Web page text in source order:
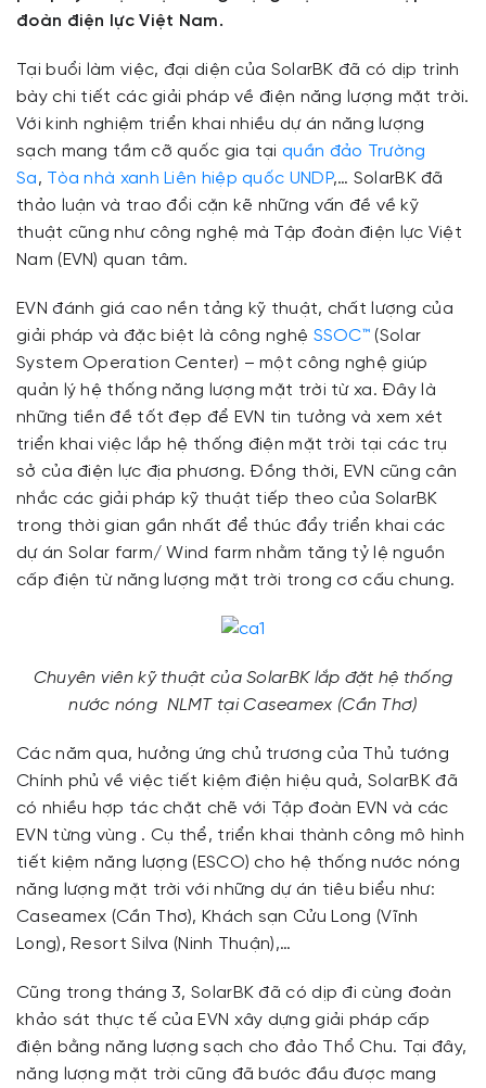
đoàn điện lực Việt Nam.
Tại buổi làm việc, đại diện của SolarBK đã có dịp trình
bày chi tiết các giải pháp về điện năng lượng mặt trời.
Với kinh nghiệm triển khai nhiều dự án năng lượng
sạch mang tầm cỡ quốc gia tại quần đảo Trường
Sa, Tòa nhà xanh Liên hiệp quốc UNDP,… SolarBK đã
thảo luận và trao đổi cặn kẽ những vấn đề về kỹ
thuật cũng như công nghệ mà Tập đoàn điện lực Việt
Nam (EVN) quan tâm.
EVN đánh giá cao nền tảng kỹ thuật, chất lượng của
giải pháp và đặc biệt là công nghệ SSOC™ (Solar
System Operation Center) – một công nghệ giúp
quản lý hệ thống năng lượng mặt trời từ xa. Đây là
những tiền đề tốt đẹp để EVN tin tưởng và xem xét
triển khai việc lắp hệ thống điện mặt trời tại các trụ
sở của điện lực địa phương. Đồng thời, EVN cũng cân
nhắc các giải pháp kỹ thuật tiếp theo của SolarBK
trong thời gian gần nhất để thúc đẩy triển khai các
dự án Solar farm/ Wind farm nhằm tăng tỷ lệ nguồn
cấp điện từ năng lượng mặt trời trong cơ cấu chung.
Chuyên viên kỹ thuật của SolarBK lắp đặt hệ thống
nước nóng NLMT tại Caseamex (Cần Thơ)
Các năm qua, hưởng ứng chủ trương của Thủ tướng
Chính phủ về việc tiết kiệm điện hiệu quả, SolarBK đã
có nhiều hợp tác chặt chẽ với Tập đoàn EVN và các
EVN từng vùng . Cụ thể, triển khai thành công mô hình
tiết kiệm năng lượng (ESCO) cho hệ thống nước nóng
năng lượng mặt trời với những dự án tiêu biểu như:
Caseamex (Cần Thơ), Khách sạn Cửu Long (Vĩnh
Long), Resort Silva (Ninh Thuận),…
Cũng trong tháng 3, SolarBK đã có dịp đi cùng đoàn
khảo sát thực tế của EVN xây dựng giải pháp cấp
điện bằng năng lượng sạch cho đảo Thổ Chu. Tại đây,
năng lượng mặt trời cũng đã bước đầu được mang